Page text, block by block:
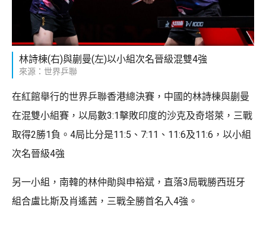
林詩棟(右)與蒯曼(左)以小組次名晉級混雙4強
來源：世界乒聯
在紅館舉行的世界乒聯香港總決賽，中國的林詩棟與蒯曼
在混雙小組賽，以局數3:1擊敗印度的沙克及奇塔萊，三戰
取得2勝1負。4局比分是11:5、7:11、11:6及11:6，以小組
次名晉級4強
另一小組，南韓的林仲勛與申裕斌，直落3局戰勝西班牙
組合盧比斯及肖遙茜，三戰全勝首名入4強。